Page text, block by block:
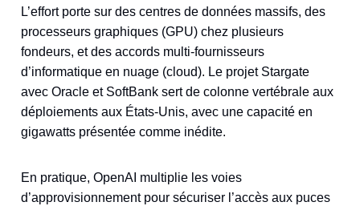
L’effort porte sur des centres de données massifs, des
processeurs graphiques (GPU) chez plusieurs
fondeurs, et des accords multi-fournisseurs
d’informatique en nuage (cloud). Le projet Stargate
avec Oracle et SoftBank sert de colonne vertébrale aux
déploiements aux États‑Unis, avec une capacité en
gigawatts présentée comme inédite.
En pratique, OpenAI multiplie les voies
d’approvisionnement pour sécuriser l’accès aux puces